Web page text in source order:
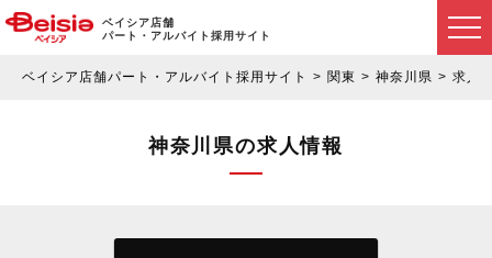
ベイシア店舗
パート・アルバイト採用サイト
ベイシア店舗パート・アルバイト採用サイト 関東 神奈川県 求人
神奈川県の求人情報